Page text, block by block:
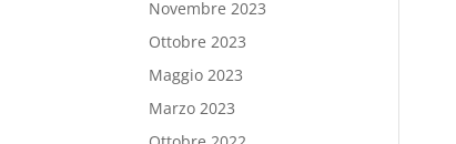
Novembre 2023
Ottobre 2023
Maggio 2023
Marzo 2023